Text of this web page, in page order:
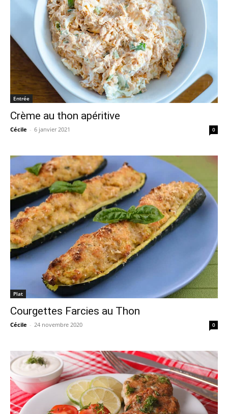
Entrée
Crème au thon apéritive
Cécile - 6 janvier 2021 0
Plat
Courgettes Farcies au Thon
Cécile - 24 novembre 2020 0